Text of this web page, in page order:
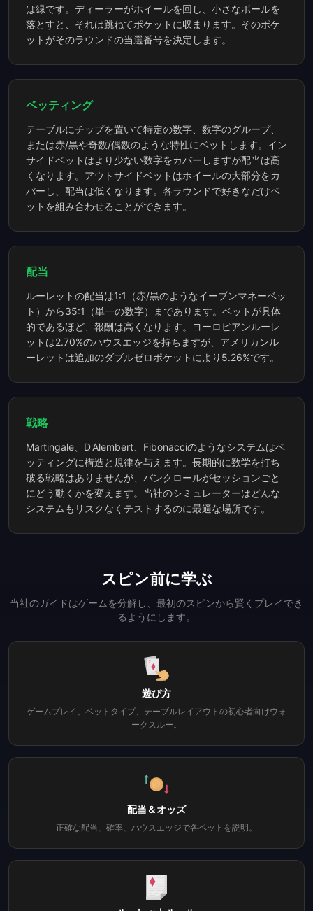
は緑です。ディーラーがホイールを回し、小さなボールを
落とすと、それは跳ねてポケットに収まります。そのポケ
ットがそのラウンドの当選番号を決定します。
ベッティング
テーブルにチップを置いて特定の数字、数字のグループ、
または赤/黒や奇数/偶数のような特性にベットします。イン
サイドベットはより少ない数字をカバーしますが配当は高
くなります。アウトサイドベットはホイールの大部分をカ
バーし、配当は低くなります。各ラウンドで好きなだけベ
ットを組み合わせることができます。
配当
ルーレットの配当は1:1（赤/黒のようなイーブンマネーベッ
ト）から35:1（単一の数字）まであります。ベットが具体
的であるほど、報酬は高くなります。ヨーロピアンルーレ
ットは2.70%のハウスエッジを持ちますが、アメリカンル
ーレットは追加のダブルゼロポケットにより5.26%です。
戦略
Martingale、D'Alembert、Fibonacciのようなシステムはベ
ッティングに構造と規律を与えます。長期的に数学を打ち
破る戦略はありませんが、バンクロールがセッションごと
にどう動くかを変えます。当社のシミュレーターはどんな
システムもリスクなくテストするのに最適な場所です。
スピン前に学ぶ
当社のガイドはゲームを分解し、最初のスピンから賢くプレイでき
るようにします。
遊び方
ゲームプレイ、ベットタイプ、テーブルレイアウトの初心者向けウォ
ークスルー。
配当＆オッズ
正確な配当、確率、ハウスエッジで各ベットを説明。